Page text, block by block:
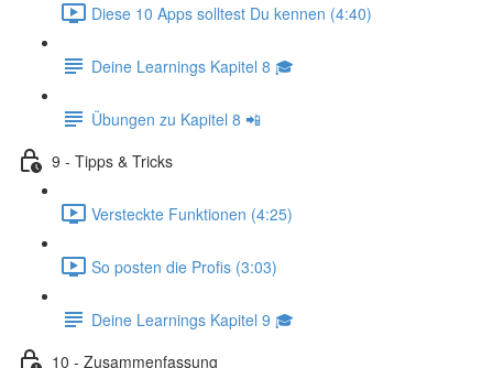
Diese 10 Apps solltest Du kennen (4:40)
Deine Learnings Kapitel 8 🎓
Übungen zu Kapitel 8 📲
9 - Tipps & Tricks
Versteckte Funktionen (4:25)
So posten die Profis (3:03)
Deine Learnings Kapitel 9 🎓
10 - Zusammenfassung